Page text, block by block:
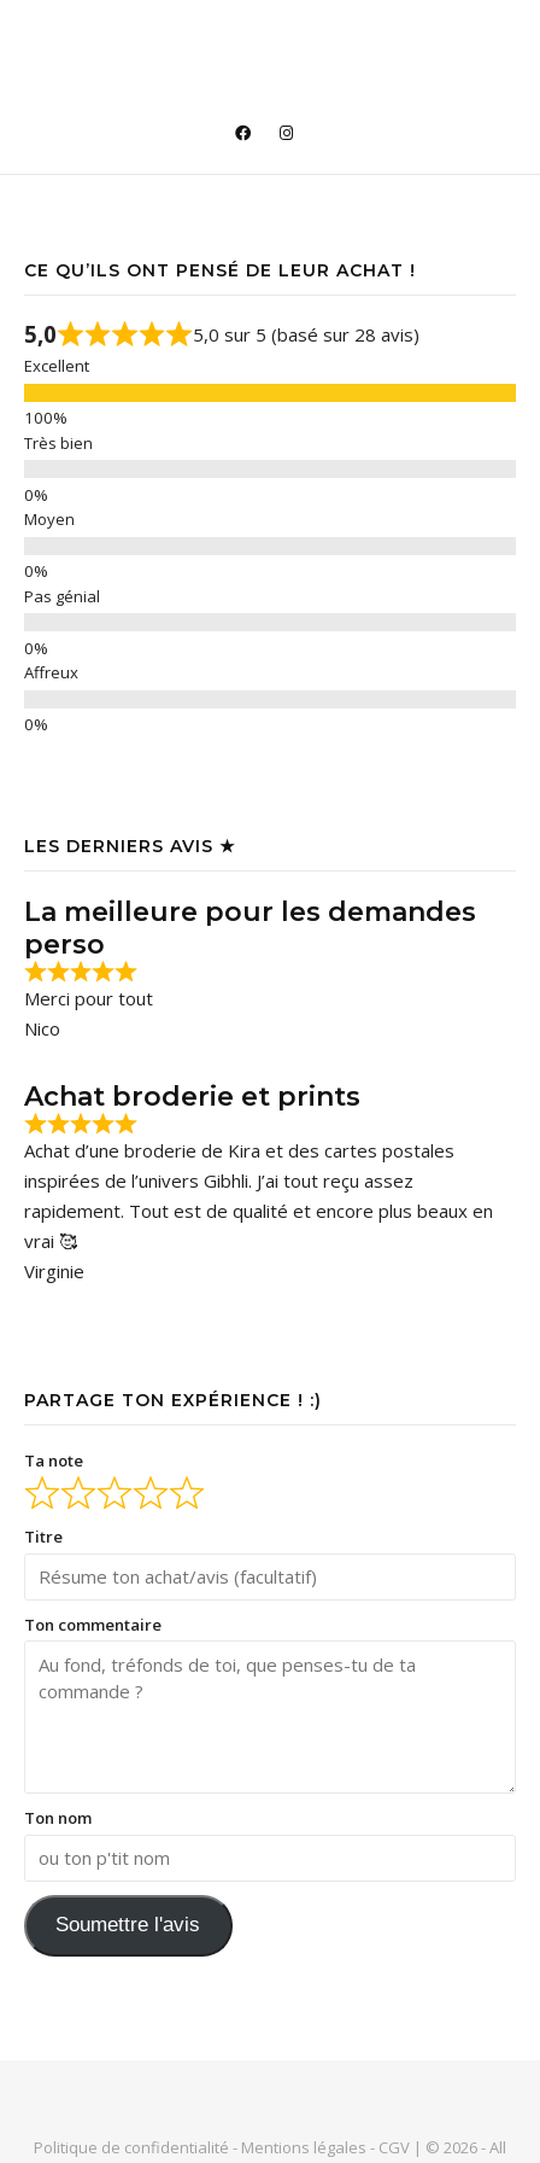
CE QU’ILS ONT PENSÉ DE LEUR ACHAT !
5,0 5,0 sur 5 (basé sur 28 avis)
Excellent
Très bien
Moyen
Pas génial
Affreux
LES DERNIERS AVIS ★
La meilleure pour les demandes
perso
Merci pour tout
Nico
Achat broderie et prints
Achat d’une broderie de Kira et des cartes postales
inspirées de l’univers Gibhli. J’ai tout reçu assez
rapidement. Tout est de qualité et encore plus beaux en
vrai 🥰
Virginie
PARTAGE TON EXPÉRIENCE ! :)
Ta note
Titre
Ton commentaire
Ton nom
Soumettre l'avis
Politique de confidentialité - Mentions légales - CGV | © 2026 - All